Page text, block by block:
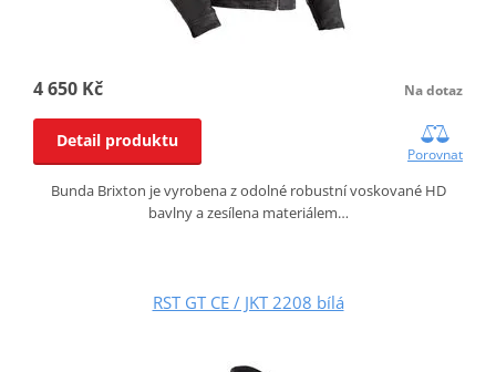
4 650 Kč Na dotaz
Detail produktu
Porovnat
Bunda Brixton je vyrobena z odolné robustní voskované HD
bavlny a zesílena materiálem…
RST GT CE / JKT 2208 bílá